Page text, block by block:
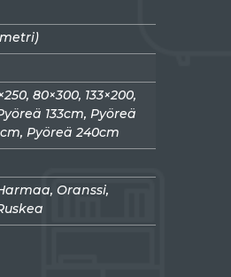
80×300, 133×200,
133cm, Pyöreä
Pyöreä 240cm
Oranssi,